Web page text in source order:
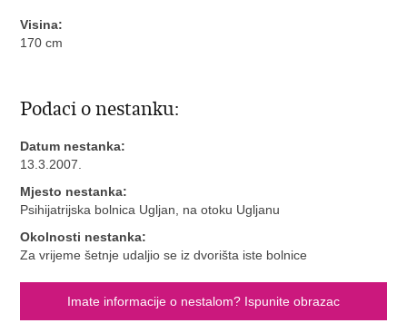
Visina:
170 cm
Podaci o nestanku:
Datum nestanka:
13.3.2007.
Mjesto nestanka:
Psihijatrijska bolnica Ugljan, na otoku Ugljanu
Okolnosti nestanka:
Za vrijeme šetnje udaljio se iz dvorišta iste bolnice
Imate informacije o nestalom? Ispunite obrazac